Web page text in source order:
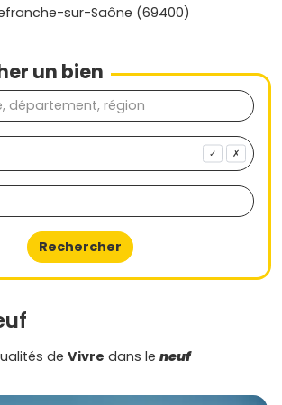
tout en gardant le charme d’une
En clair, choisir un
et sécurisé, quel que soit ton mode de
les surfaces, les orientations, les
et les prestations pour
? Sur Vivre dans le neuf, je t’aide
à l’action : explore chaque
à Feillens
et ses alentours, visualise les
prestations qui comptent pour toi et
quotidien entre ville et nature. Tu as une
l’échelonnement des
des finitions ? On
que tu avances en confiance et que
clarté, la maison ou l’appartement
sur-Saône (69400)
un bien
✓ ✗
Rechercher
de Vivre dans le neuf